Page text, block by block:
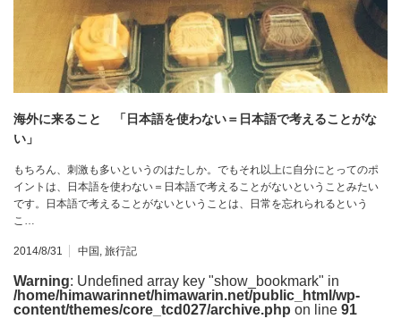
海外に来ること 「日本語を使わない＝日本語で考えることがな
い」
もちろん、刺激も多いというのはたしか。でもそれ以上に自分にとってのポ
イントは、日本語を使わない＝日本語で考えることがないということみたい
です。日本語で考えることがないということは、日常を忘れられるという
こ…
2014/8/31 中国 , 旅行記
Warning: Undefined array key "show_bookmark" in
/home/himawarinnet/himawarin.net/public_html/wp-
content/themes/core_tcd027/archive.php on line 91